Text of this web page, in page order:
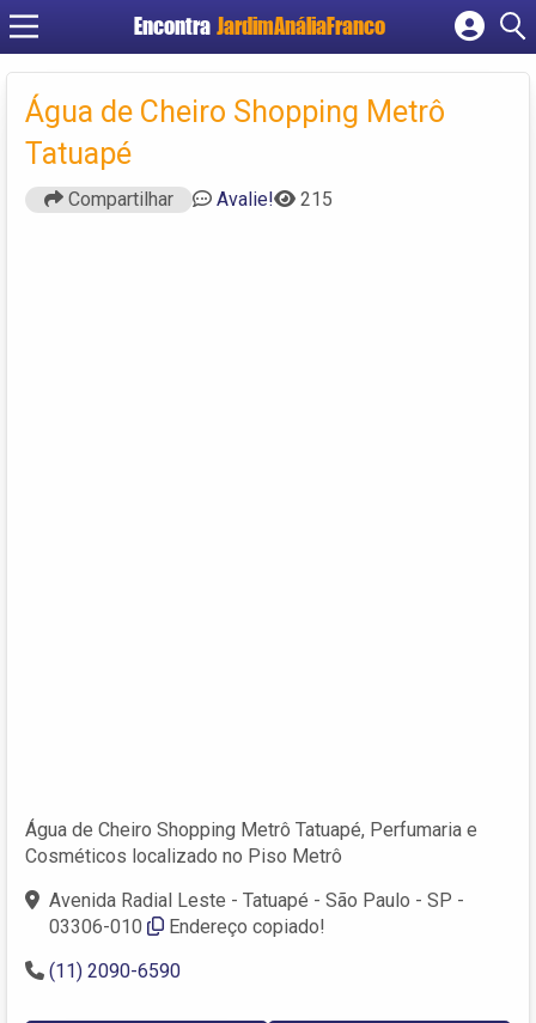
Encontra JardimAnáliaFranco
Cadastrar empresa
Criar conta
Água de Cheiro Shopping Metrô
Tatuapé
Compartilhar Avalie! 215
Água de Cheiro Shopping Metrô Tatuapé, Perfumaria e
Cosméticos localizado no Piso Metrô
Avenida Radial Leste - Tatuapé - São Paulo - SP -
03306-010
Endereço copiado!
(11) 2090-6590